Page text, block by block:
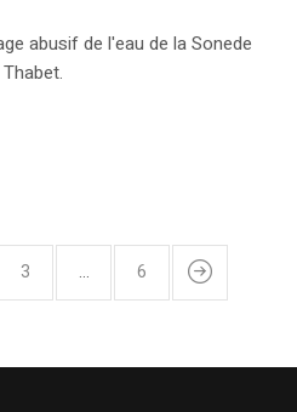
abusif de l'eau de la Sonede
3 … 6